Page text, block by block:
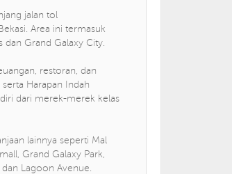
jalan tol
Area ini termasuk
dan Grand Galaxy City.
restoran, dan
Harapan Indah
dari merek-merek kelas
lainnya seperti Mal
Grand Galaxy Park,
dan Lagoon Avenue.